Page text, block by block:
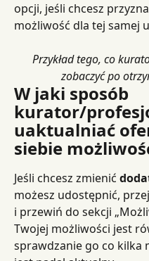
opcji, jeśli chcesz
możliwość dla tej samej
Przykład tego, co
zobaczyć po
W jaki sposób
kurator/
uaktualniać
siebie
Jeśli chcesz zmienić
możesz udostępnić,
i przewiń do sekcji
Twojej możliwości jest
sprawdzanie go co kilka